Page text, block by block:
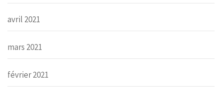
avril 2021
mars 2021
février 2021